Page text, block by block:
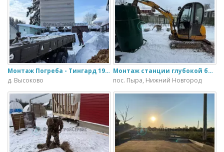
Монтаж Погреба - Тингард 1900
д. Высоково
Монтаж станции глубокой биологической очистки ИталБио - 5 с колодцем дренажным для слива воды
пос. Пыра, Нижний Новгород